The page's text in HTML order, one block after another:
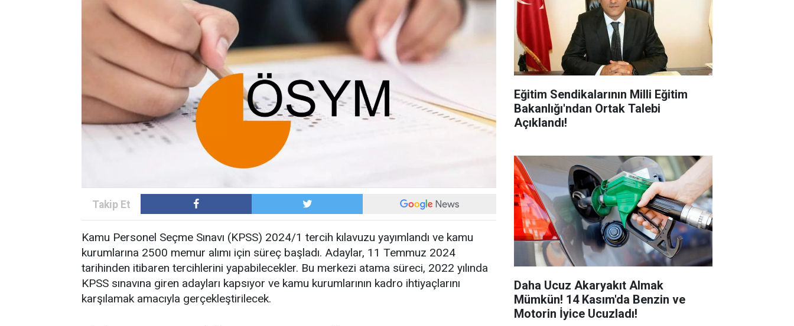
Kamu Personel Seçme Sınavı (KPSS) 2024/1 tercih kılavuzu yayımlandı ve kamu
kurumlarına 2500 memur alımı için süreç başladı. Adaylar, 11 Temmuz 2024
tarihinden itibaren tercihlerini yapabilecekler. Bu merkezi atama süreci, 2022 yılında
KPSS sınavına giren adayları kapsıyor ve kamu kurumlarının kadro ihtiyaçlarını
karşılamak amacıyla gerçekleştirilecek.
Eğitim Sendikalarının Milli Eğitim
Bakanlığı'ndan Ortak Talebi
Açıklandı!
Daha Ucuz Akaryakıt Almak
Mümkün! 14 Kasım'da Benzin ve
Motorin İyice Ucuzladı!